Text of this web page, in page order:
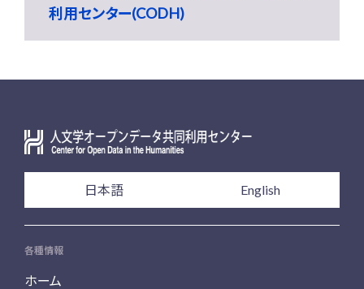
利用センター(CODH)
日本語 English
各種情報
ホーム